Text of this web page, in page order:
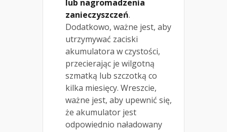
lub nagromadzenia
zanieczyszczeń.
Dodatkowo, ważne jest, aby
utrzymywać zaciski
akumulatora w czystości,
przecierając je wilgotną
szmatką lub szczotką co
kilka miesięcy. Wreszcie,
ważne jest, aby upewnić się,
że akumulator jest
odpowiednio naładowany